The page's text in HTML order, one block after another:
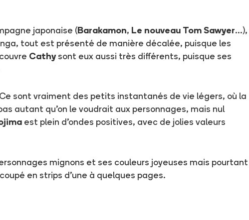
japonaise ( Barakamon, Le nouveau Tom Sawyer...),
tout est présenté de manière décalée, puisque les
Cathy sont eux aussi très différents, puisque ses
sont vraiment des petits instantanés de vie légers, où la
autant qu'on le voudrait aux personnages, mais nul
est plein d'ondes positives, avec de jolies valeurs
mignons et ses couleurs joyeuses mais pourtant
en strips d'une à quelques pages.